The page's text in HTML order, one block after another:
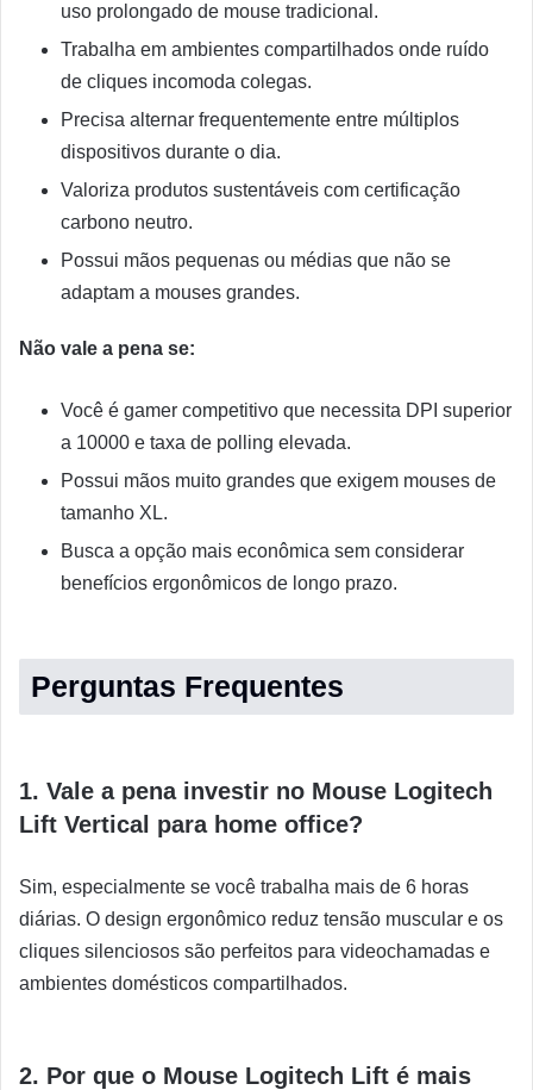
uso prolongado de mouse tradicional.
Trabalha em ambientes compartilhados onde ruído
de cliques incomoda colegas.
Precisa alternar frequentemente entre múltiplos
dispositivos durante o dia.
Valoriza produtos sustentáveis com certificação
carbono neutro.
Possui mãos pequenas ou médias que não se
adaptam a mouses grandes.
Não vale a pena se:
Você é gamer competitivo que necessita DPI superior
a 10000 e taxa de polling elevada.
Possui mãos muito grandes que exigem mouses de
tamanho XL.
Busca a opção mais econômica sem considerar
benefícios ergonômicos de longo prazo.
Perguntas Frequentes
1. Vale a pena investir no Mouse Logitech
Lift Vertical para home office?
Sim, especialmente se você trabalha mais de 6 horas
diárias. O design ergonômico reduz tensão muscular e os
cliques silenciosos são perfeitos para videochamadas e
ambientes domésticos compartilhados.
2. Por que o Mouse Logitech Lift é mais